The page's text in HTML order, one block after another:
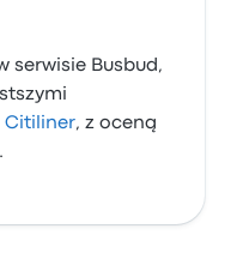
serwisie Busbud,
Citiliner, z oceną